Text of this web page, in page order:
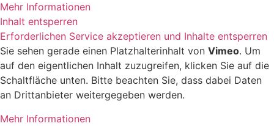
Mehr Informationen
Inhalt entsperren
Erforderlichen Service akzeptieren und Inhalte entsperren
Sie sehen gerade einen Platzhalterinhalt von Vimeo. Um
auf den eigentlichen Inhalt zuzugreifen, klicken Sie auf die
Schaltfläche unten. Bitte beachten Sie, dass dabei Daten
an Drittanbieter weitergegeben werden.
Mehr Informationen